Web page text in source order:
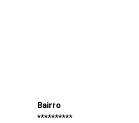
Bairro
**********